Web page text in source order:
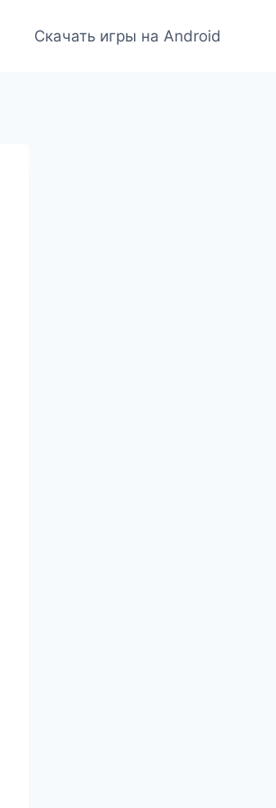
Скачать игры на Android